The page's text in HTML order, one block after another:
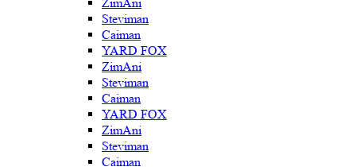
Steviman
Caiman
YARD FOX
ZimAni
Steviman
Caiman
YARD FOX
ZimAni
Steviman
Caiman